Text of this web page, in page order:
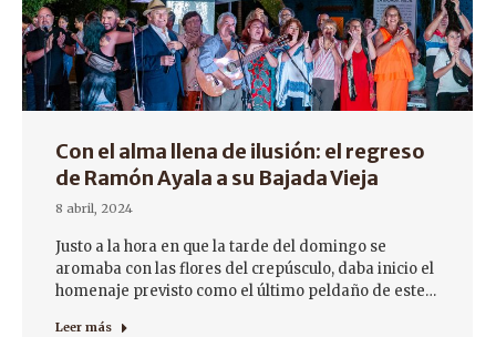
Con el alma llena de ilusión: el regreso
de Ramón Ayala a su Bajada Vieja
8 abril, 2024
Justo a la hora en que la tarde del domingo se
aromaba con las flores del crepúsculo, daba inicio el
homenaje previsto como el último peldaño de este…
Leer más